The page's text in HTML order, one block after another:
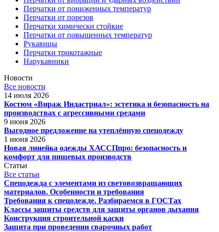
Перчатки от пониженных температур
Перчатки от порезов
Перчатки химически стойкие
Перчатки от повышенных температур
Рукавицы
Перчатки трикотажные
Нарукавники
Новости
Все новости
14 июля 2026
Костюм «Вираж Индастриал»: эстетика и безопасность на
производствах с агрессивными средами
9 июня 2026
Выгодное предложение на утеплённую спецодежду
1 июня 2026
Новая линейка одежды ХАССПпро: безопасность и
комфорт для пищевых производств
Статьи
Все статьи
Спецодежда с элементами из световозвращающих
материалов. Особенности и требования
Требования к спецодежде. Разбираемся в ГОСТах
Классы защиты средств для защиты органов дыхания
Конструкция строительной каски
Защита при проведении сварочных работ